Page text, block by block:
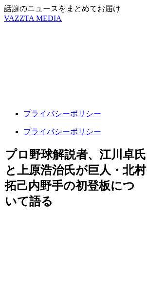
話題のニュースをまとめてお届け
VAZZTA MEDIA
プライバシーポリシー
プライバシーポリシー
プロ野球解説者、江川卓氏
と上原浩治氏が巨人・北村
拓己内野手の初登板につ
いて語る